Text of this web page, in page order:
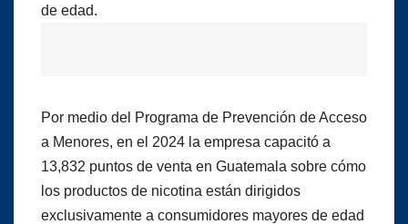
de edad.
Por medio del Programa de Prevención de Acceso
a Menores, en el 2024 la empresa capacitó a
13,832 puntos de venta en Guatemala sobre cómo
los productos de nicotina están dirigidos
exclusivamente a consumidores mayores de edad